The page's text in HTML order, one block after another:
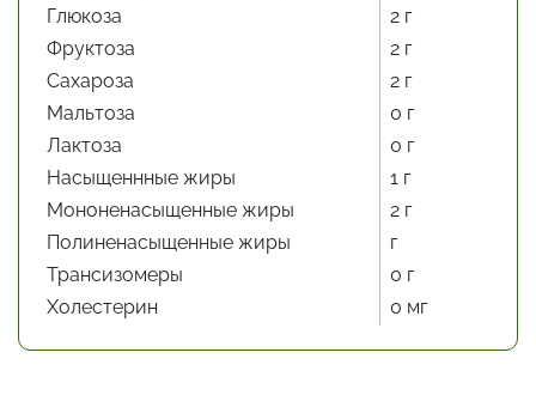
Глюкоза
2 г
Фруктоза
2 г
Сахароза
2 г
Мальтоза
0 г
Лактоза
0 г
Насыщеннные жиры
1 г
Мононенасыщенные жиры
2 г
Полиненасыщенные жиры
г
Трансизомеры
0 г
Холестерин
0 мг